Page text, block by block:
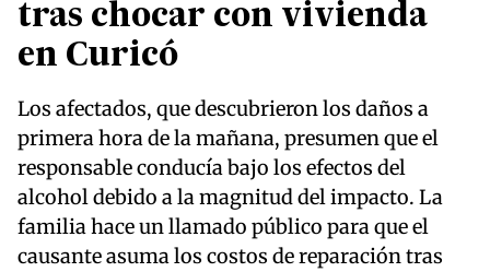
tras chocar con vivienda
en Curicó
Los afectados, que descubrieron los daños a
primera hora de la mañana, presumen que el
responsable conducía bajo los efectos del
alcohol debido a la magnitud del impacto. La
familia hace un llamado público para que el
causante asuma los costos de reparación tras